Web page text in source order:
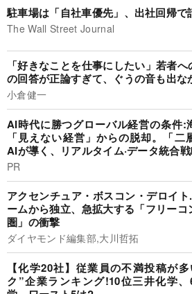
駐車場は「自社車優先」、出社回帰で
The Wall Street Journal
「好きなことを仕事にしたい」若者
の回答が正論すぎて、ぐうの音も出な
小倉健一
AI時代に勝つグローバル経営の条件:
「見えない経営」からの脱却。「二
AIが導く、リアルタイム·データ統合
PR
アクセンチュア・ボスコン・デロイ
ームから独立、急拡大する「フリーコ
圏」の衝撃
ダイヤモンド編集部,大川哲拓
【化学20社】従業員の不満投稿が
ク”企業ランキング!10位三井化学